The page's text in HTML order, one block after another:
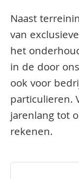
Naast
van
het
in de door
ook voor
particulieren.
jarenlang tot
rekenen.